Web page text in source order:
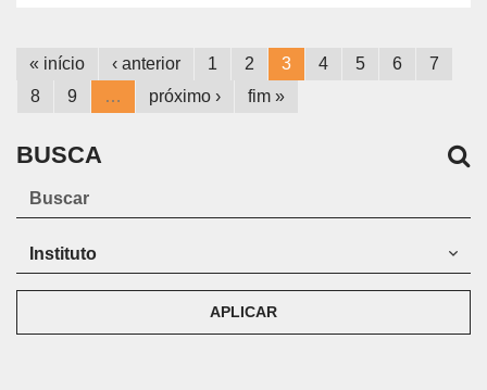
« início ‹ anterior 1 2 3 4 5 6
7
8
9 … próximo › fim »
BUSCA
APLICAR